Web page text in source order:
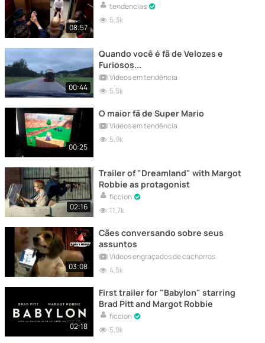
08:57
tendencias
5,3k
00:44
Quando você é fã de Velozes e
Furiosos...
Vídeos em tendência
5,5k
00:25
O maior fã de Super Mario
Vídeos em tendência
5,9k
02:16
Trailer of "Dreamland" with Margot
Robbie as protagonist
ficcion
11,7k
03:08
Cães conversando sobre seus
assuntos
Vídeos engraçados de cachorros
4,5k
02:18
First trailer for "Babylon" starring
Brad Pitt and Margot Robbie
ficcion
5,9k